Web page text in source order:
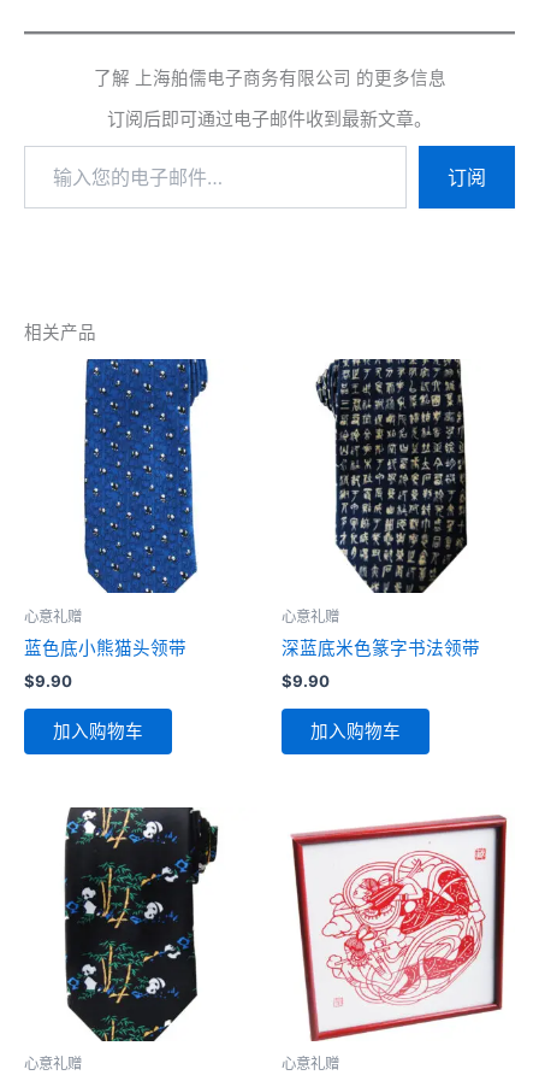
了解 上海舶儒电子商务有限公司 的更多信息
订阅后即可通过电子邮件收到最新文章。
您
件…
订阅
相关产品
心意礼赠
蓝色底小熊猫头领带
$9.90
加入购物车
心意礼赠
深蓝底米色篆字书法领带
$9.90
加入购物车
心意礼赠 心意礼赠